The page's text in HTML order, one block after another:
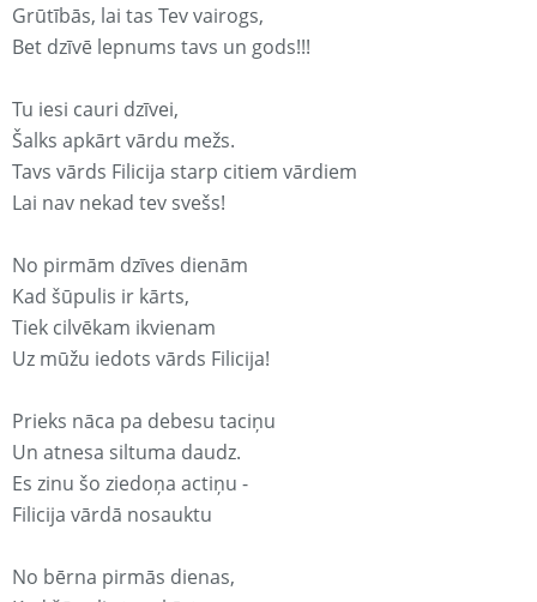
Grūtībās, lai tas Tev vairogs,
Bet dzīvē lepnums tavs un gods!!!
Tu iesi cauri dzīvei,
Šalks apkārt vārdu mežs.
Tavs vārds Filicija starp citiem vārdiem
Lai nav nekad tev svešs!
No pirmām dzīves dienām
Kad šūpulis ir kārts,
Tiek cilvēkam ikvienam
Uz mūžu iedots vārds Filicija!
Prieks nāca pa debesu taciņu
Un atnesa siltuma daudz.
Es zinu šo ziedoņa actiņu -
Filicija vārdā nosauktu
No bērna pirmās dienas,